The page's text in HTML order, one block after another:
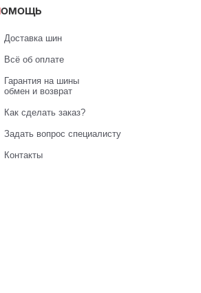
ПОМОЩЬ
Доставка шин
Всё об оплате
Гарантия на шины
обмен и возврат
Как сделать заказ?
Задать вопрос специалисту
Контакты